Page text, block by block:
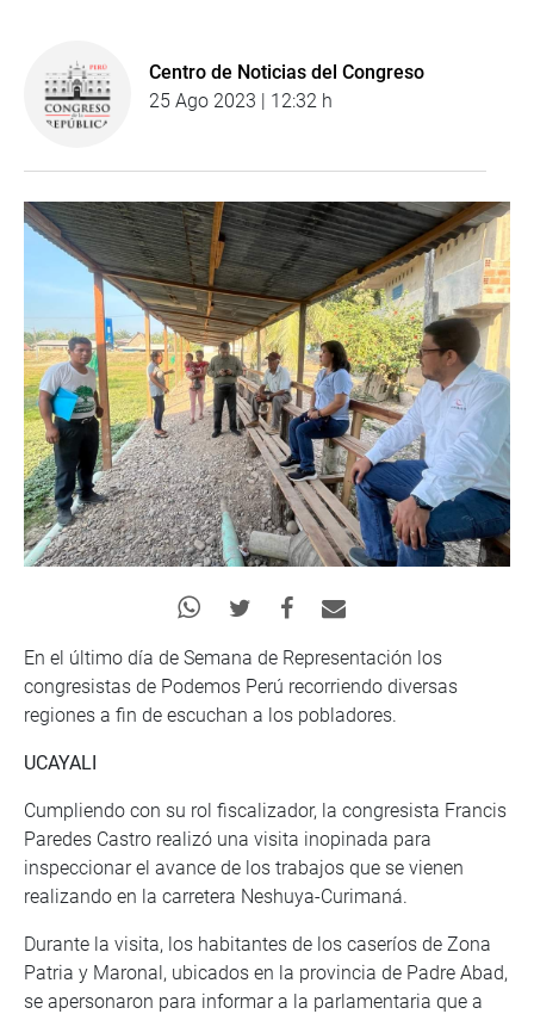
Centro de Noticias del Congreso
25 Ago 2023 | 12:32 h
En el último día de Semana de Representación los
congresistas de Podemos Perú recorriendo diversas
regiones a fin de escuchan a los pobladores.
UCAYALI
Cumpliendo con su rol fiscalizador, la congresista Francis
Paredes Castro realizó una visita inopinada para
inspeccionar el avance de los trabajos que se vienen
realizando en la carretera Neshuya-Curimaná.
Durante la visita, los habitantes de los caseríos de Zona
Patria y Maronal, ubicados en la provincia de Padre Abad,
se apersonaron para informar a la parlamentaria que a